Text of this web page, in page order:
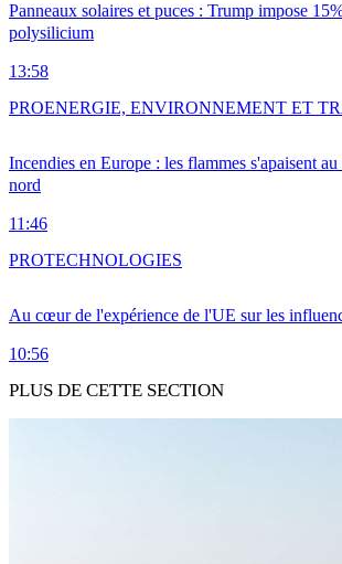
Panneaux solaires et puces : Trump impose
polysilicium
13:58
Incendies en Europe : les flammes s'apaisent
nord
11:46
PROENERGIE, ENVIRONNEMENT ET
Au cœur de l'expérience de l'UE sur les
10:56
PROTECHNOLOGIES
PLUS DE CETTE SECTION